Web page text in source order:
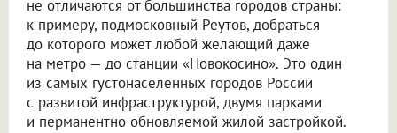
не отличаются от большинства городов страны:
к примеру, подмосковный Реутов, добраться
до которого может любой желающий даже
на метро — до станции «Новокосино». Это один
из самых густонаселенных городов России
с развитой инфраструктурой, двумя парками
и перманентно обновляемой жилой застройкой.